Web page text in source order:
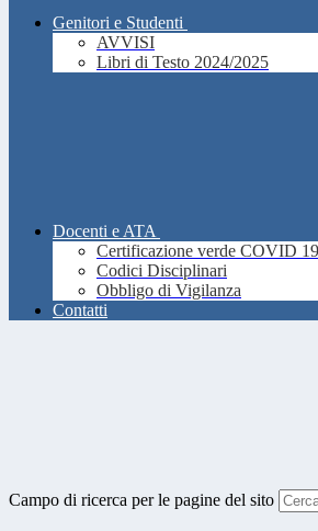
Genitori e Studenti
AVVISI
Libri di Testo 2024/2025
Docenti e ATA
Certificazione verde COVID 19
Codici Disciplinari
Obbligo di Vigilanza
Contatti
Campo di ricerca per le pagine del sito